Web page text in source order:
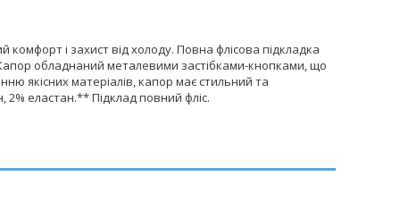
і захист від холоду. Повна флісова підкладка
обладнаний металевими застібками-кнопками, що
якісних матеріалів, капор має стильний та
еластан.** Підклад повний фліс.